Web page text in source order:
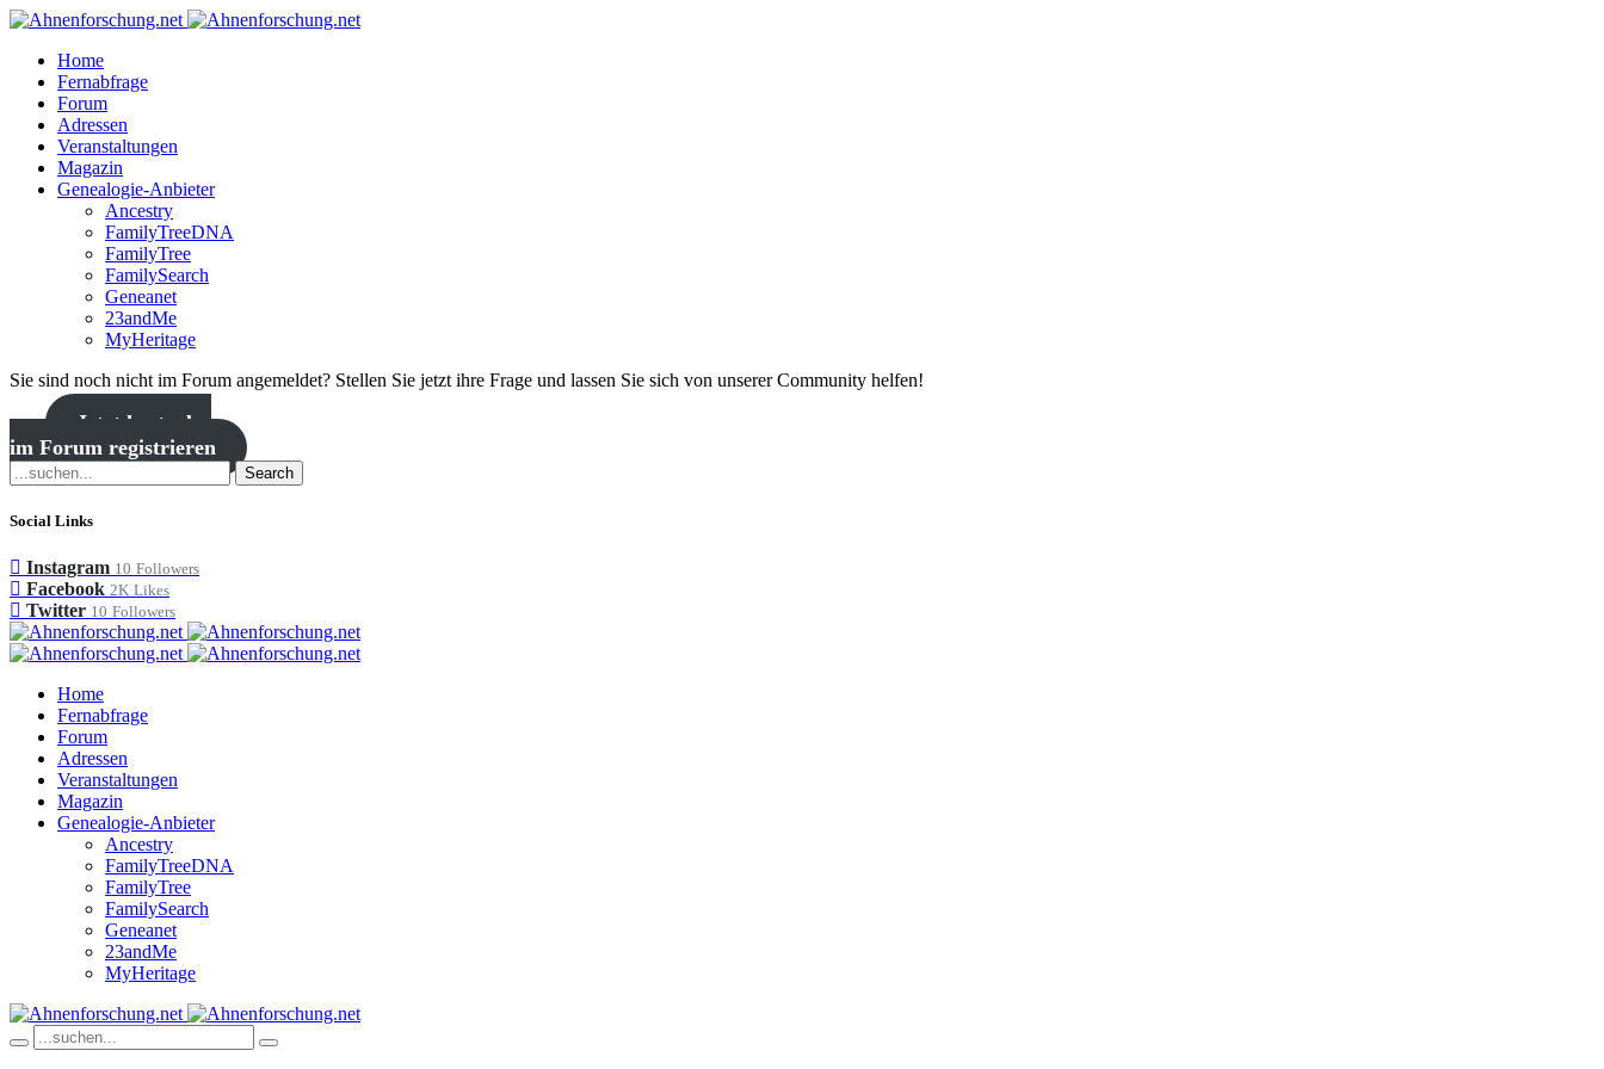
Home
Fernabfrage
Forum
Adressen
Veranstaltungen
Magazin
Genealogie-Anbieter
Ancestry
FamilyTreeDNA
FamilyTree
FamilySearch
Geneanet
23andMe
MyHeritage
Sie sind noch nicht im Forum angemeldet? Stellen Sie jetzt ihre Frage und lassen Sie sich von unserer Community helfen!
Jetzt kostenlos
im Forum registrieren
Search
Social Links
Instagram 10 Followers
Facebook 2K Likes
Twitter 10 Followers
Home
Fernabfrage
Forum
Adressen
Veranstaltungen
Magazin
Genealogie-Anbieter
Ancestry
FamilyTreeDNA
FamilyTree
FamilySearch
Geneanet
23andMe
MyHeritage